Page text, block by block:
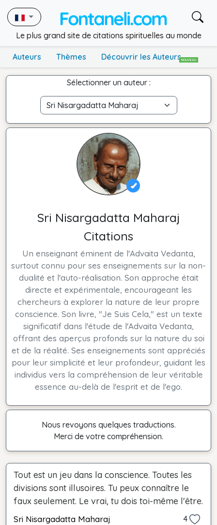
Le plus grand site de citations spirituelles au monde
Auteurs Thèmes Découvrir les AuteursNOUVEAU
Sélectionner un auteur :
Sri Nisargadatta Maharaj
Citations
Un enseignant éminent de l'Advaita Vedanta,
surtout connu pour ses enseignements sur la non-
dualité et l'auto-réalisation. Son approche était
directe et expérimentale, encourageant les
chercheurs à explorer la nature de leur propre
conscience. Son livre, "Je Suis Cela," est un texte
significatif dans l'étude de l'Advaita Vedanta,
offrant des aperçus profonds sur la nature du soi
et de la réalité. Ses enseignements sont appréciés
pour leur simplicité et leur profondeur, guidant les
individus vers la compréhension de leur véritable
essence au-delà de l'esprit et de l'ego.
Nous revoyons quelques traductions.
Merci de votre compréhension.
Tout est un jeu dans la conscience. Toutes les
divisions sont illusoires. Tu peux connaître le
faux seulement. Le vrai, tu dois toi-même l'être.
Sri Nisargadatta Maharaj 4